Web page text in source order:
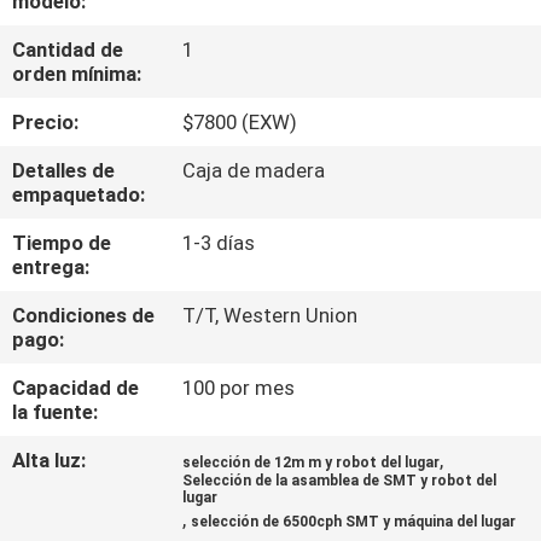
A
LA
CONTROL
CALIDAD
CONTACTA
CON
NOSOTROS
Cantidad de
orden mínima:
1
Precio:
$7800 (EXW)
Detalles de
empaquetado:
Caja de madera
Tiempo de
entrega:
1-3 días
Condiciones de
pago:
T/T, Western Union
Capacidad de
la fuente:
100 por mes
Alta luz: selección de 12m m y robot del lugar,
Selección de la asamblea de SMT y robot del
lugar
, selección de 6500cph SMT y máquina del lugar